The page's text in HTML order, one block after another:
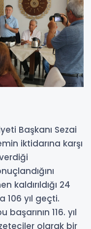
Başkanı Sezai
iktidarına karşı
kaldırıldığı 24
106 yıl geçti.
116. yıl
olarak bir